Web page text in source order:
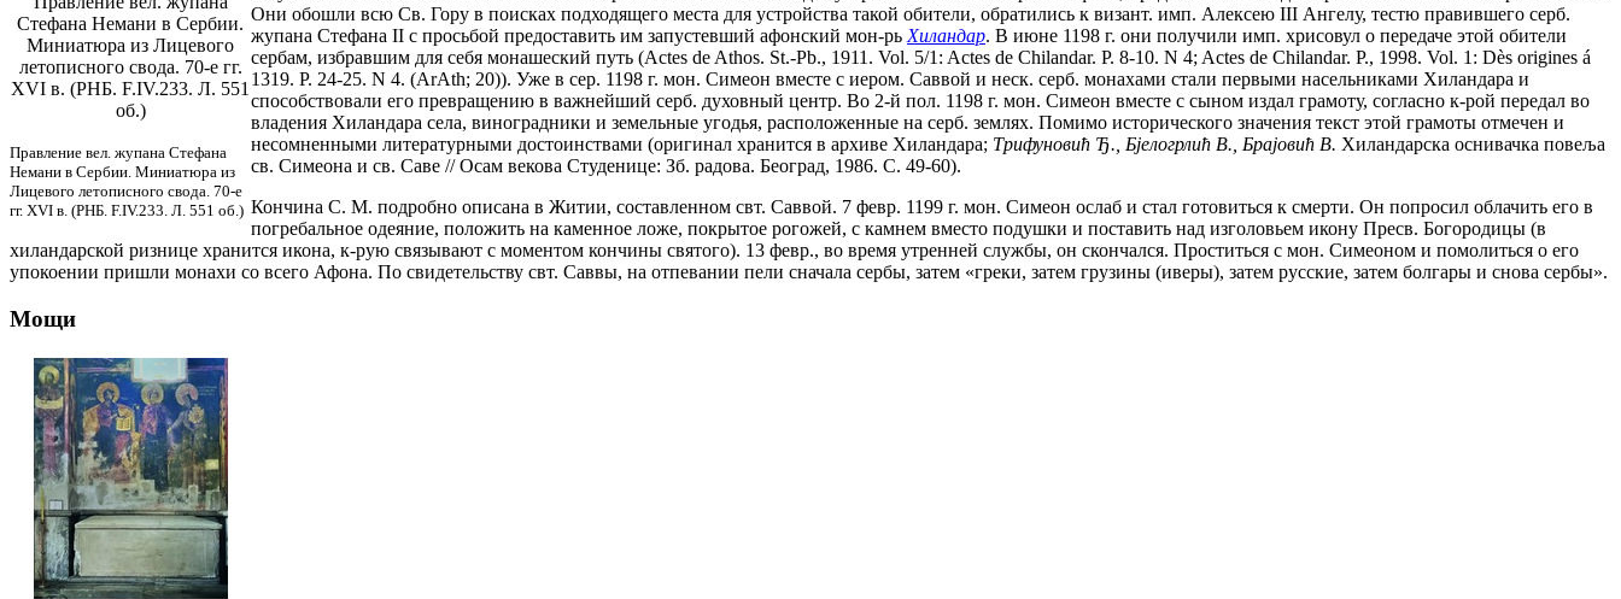
Стефана Немани в Сербии.
Миниатюра из Лицевого
летописного свода. 70-е гг.
XVI в. (РНБ. F.IV.233. Л. 551
об.)
Правление вел. жупана Стефана
Немани в Сербии. Миниатюра из
Лицевого летописного свода. 70-е
гг. XVI в. (РНБ. F.IV.233. Л. 551 об.)
Они обошли всю Св. Гору в поисках подходящего места для устройства такой обители, обратились к визант. имп. Алексею III Ангелу, тестю правившего серб.
жупана Стефана II с просьбой предоставить им запустевший афонский мон-рь Хиландар. В июне 1198 г. они получили имп. хрисовул о передаче этой обители
сербам, избравшим для себя монашеский путь (Actes de Athos. St.-Pb., 1911. Vol. 5/1: Actes de Chilandar. P. 8-10. N 4; Actes de Chilandar. P., 1998. Vol. 1: Dès origines á
1319. P. 24-25. N 4. (ArAth; 20)). Уже в сер. 1198 г. мон. Симеон вместе с иером. Саввой и неск. серб. монахами стали первыми насельниками Хиландара и
способствовали его превращению в важнейший серб. духовный центр. Во 2-й пол. 1198 г. мон. Симеон вместе с сыном издал грамоту, согласно к-рой передал во
владения Хиландара села, виноградники и земельные угодья, расположенные на серб. землях. Помимо исторического значения текст этой грамоты отмечен и
несомненными литературными достоинствами (оригинал хранится в архиве Хиландара; Трифуновић Ђ., Бjелогрлић В., Браjовић В. Хиландарска оснивачка повеља
св. Симеона и св. Саве // Осам векова Студенице: Зб. радова. Београд, 1986. С. 49-60).
Кончина С. М. подробно описана в Житии, составленном свт. Саввой. 7 февр. 1199 г. мон. Симеон ослаб и стал готовиться к смерти. Он попросил облачить его в
погребальное одеяние, положить на каменное ложе, покрытое рогожей, с камнем вместо подушки и поставить над изголовьем икону Пресв. Богородицы (в
хиландарской ризнице хранится икона, к-рую связывают с моментом кончины святого). 13 февр., во время утренней службы, он скончался. Проститься с мон. Симеоном и помолиться о его
упокоении пришли монахи со всего Афона. По свидетельству свт. Саввы, на отпевании пели сначала сербы, затем «греки, затем грузины (иверы), затем русские, затем болгары и снова сербы».
Мощи